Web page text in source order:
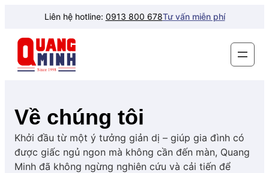
phần
dung
Liên hệ hotline: 0913 800 678Tư vấn miễn phí
Về chúng tôi
Khởi đầu từ một ý tưởng giản dị – giúp gia đình có
được giấc ngủ ngon mà không cần đến màn, Quang
Minh đã không ngừng nghiên cứu và cải tiến để